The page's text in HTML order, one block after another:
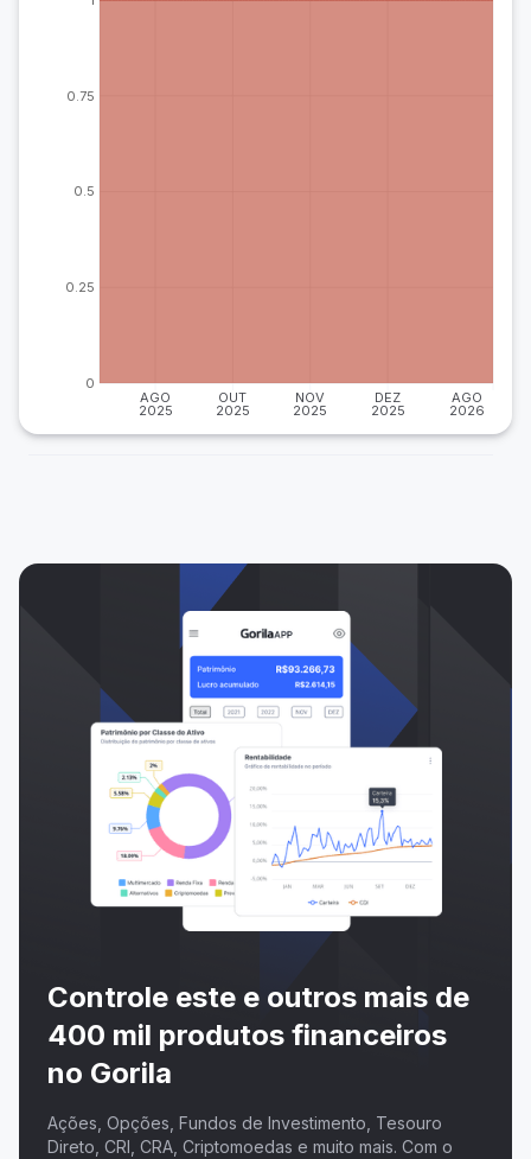
AGO
2025
OUT
2025
NOV
2025
DEZ
2025
AGO
2026
0
0.25
0.5
0.75
Controle este e outros mais de
400 mil produtos financeiros
no Gorila
Ações, Opções, Fundos de Investimento, Tesouro
Direto, CRI, CRA, Criptomoedas e muito mais. Com o